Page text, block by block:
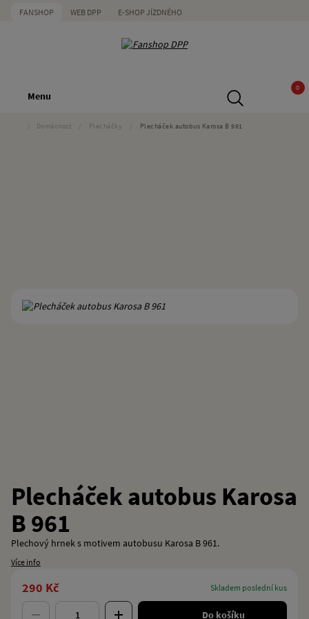
FANSHOP WEB DPP E-SHOP JÍZDNÉHO
Menu
0
Domácnost Plecháčky Plecháček autobus Karosa B 961
Plecháček autobus Karosa
B 961
Plechový hrnek s motivem autobusu Karosa B 961.
Více info
290 Kč skladem poslední kus
Do košíku